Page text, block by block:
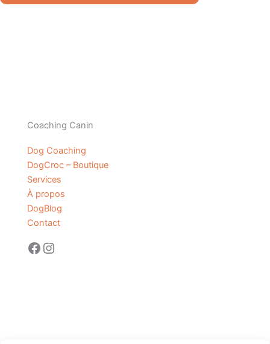
Coaching Canin
Dog Coaching
DogCroc – Boutique
Services
À propos
DogBlog
Contact